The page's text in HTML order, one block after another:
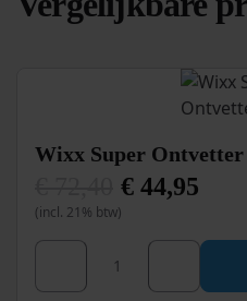
Wixx Super
Oorspronkelijke
prijs
€ 72,40.
€ 44,95
Huidige
prijs
€ 44,95.
(incl. 21% btw)
Wixx Super Ontvetter 5L